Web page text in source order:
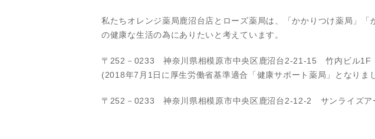
私たちオレンジ薬局鹿沼台店とローズ薬局は、「かかりつけ薬局」「
の健康な生活の為にありたいと考えています。
〒252－0233 神奈川県相模原市中央区鹿沼台2‐21‐15 竹内ビル
(2018年7月1日に厚生労働省基準適合「健康サポート薬局」となりま
〒252－0233 神奈川県相模原市中央区鹿沼台2‐12‐2 サンライズ